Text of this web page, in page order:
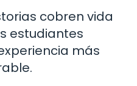
cobren vida
estudiantes
más